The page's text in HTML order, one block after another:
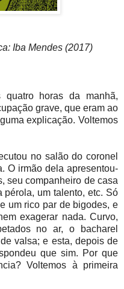
Iba Mendes (2017)
horas da manhã,
grave, que eram ao
explicação. Voltemos
no salão do coronel
O irmão dela apresentou-
seu companheiro de casa
pérola, um talento, etc. Só
um rico par de bigodes, e
exagerar nada. Curvo,
no ar, o bacharel
valsa; e esta, depois de
que sim. Por que
Voltemos à primeira